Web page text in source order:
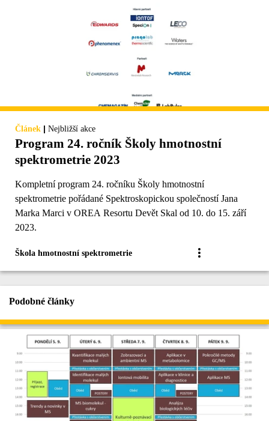
Článek | Nejbližší akce
Program 24. ročník Školy hmotnostní
spektrometrie 2023
Kompletní program 24. ročníku Školy hmotnostní
spektrometrie pořádané Spektroskopickou společností Jana
Marka Marci v OREA Resortu Devět Skal od 10. do 15. září
2023.
Škola hmotnostní spektrometrie
Podobné články